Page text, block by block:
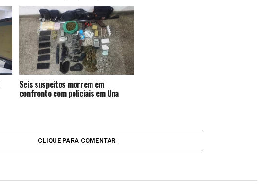
Seis suspeitos morrem em
confronto com policiais em Una
CLIQUE PARA COMENTAR